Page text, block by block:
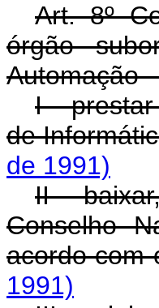
Art. 8º
órgão
Automação
I - prestar
de
de 1991)
II -
Conselho
acordo com
1991)